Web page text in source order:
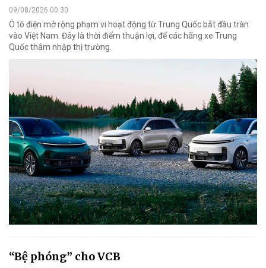
09/08/2026 00:30
Ô tô điện mở rộng phạm vi hoạt động từ Trung Quốc bắt đầu tràn
vào Việt Nam. Đây là thời điểm thuận lợi, để các hãng xe Trung
Quốc thâm nhập thị trường.
“Bệ phóng” cho VCB